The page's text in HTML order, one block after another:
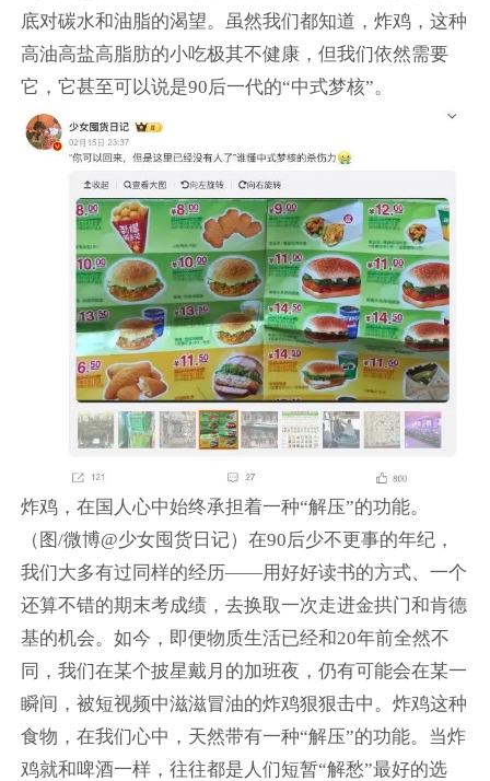
底对碳水和油脂的渴望。虽然我们都知道，炸鸡，这种
高油高盐高脂肪的小吃极其不健康，但我们依然需要
它，它甚至可以说是90后一代的“中式梦核”。
炸鸡，在国人心中始终承担着一种“解压”的功能。
（图/微博@少女囤货日记）在90后少不更事的年纪，
我们大多有过同样的经历——用好好读书的方式、一个
还算不错的期末考成绩，去换取一次走进金拱门和肯德
基的机会。如今，即便物质生活已经和20年前全然不
同，我们在某个披星戴月的加班夜，仍有可能会在某一
瞬间，被短视频中滋滋冒油的炸鸡狠狠击中。炸鸡这种
食物，在我们心中，天然带有一种“解压”的功能。当炸
鸡就和啤酒一样，往往都是人们短暂“解愁”最好的选